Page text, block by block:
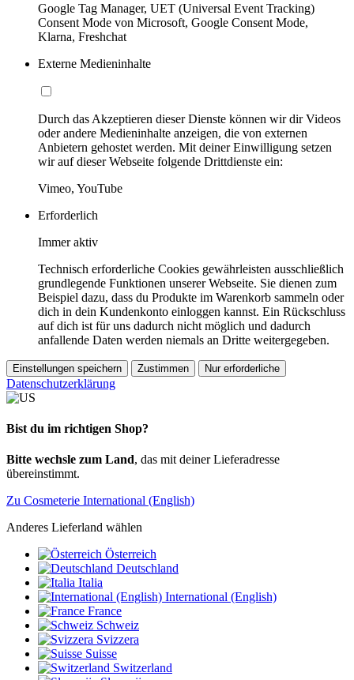
Google Tag Manager, UET (Universal Event Tracking)
Consent Mode von Microsoft, Google Consent Mode,
Klarna, Freshchat
Externe Medieninhalte
Durch das Akzeptieren dieser Dienste können wir dir Videos
oder andere Medieninhalte anzeigen, die von externen
Anbietern gehostet werden. Mit deiner Einwilligung setzen
wir auf dieser Webseite folgende Drittdienste ein:
Vimeo, YouTube
Erforderlich
Immer aktiv
Technisch erforderliche Cookies gewährleisten ausschließlich
grundlegende Funktionen unserer Webseite. Sie dienen zum
Beispiel dazu, dass du Produkte im Warenkorb sammeln oder
dich in dein Kundenkonto einloggen kannst. Ein Rückschluss
auf dich ist für uns dadurch nicht möglich und dadurch
anfallende Daten werden niemals an Dritte weitergegeben.
Einstellungen speichern Zustimmen Nur erforderliche
Datenschutzerklärung
Bist du im richtigen Shop?
Bitte wechsle zum Land, das mit deiner Lieferadresse
übereinstimmt.
Zu Cosmeterie International (English)
Anderes Lieferland wählen
Österreich
Deutschland
Italia
International (English)
France
Schweiz
Svizzera
Suisse
Switzerland